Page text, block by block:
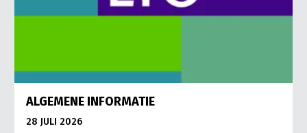
ALGEMENE INFORMATIE
28 JULI 2026